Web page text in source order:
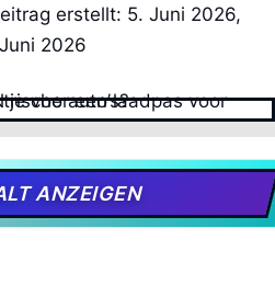
erstellt: 5. Juni 2026,
2026
ANZEIGEN